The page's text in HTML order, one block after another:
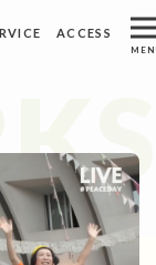
ACCESS